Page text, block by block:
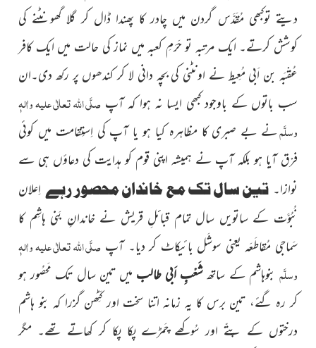
دیتے توکبھی مُقَدَّس گردن میں چادر کا پھندا ڈال کر گلا گھونٹنے کی
کوشش کرتے۔ ایک مرتبہ تو حَرَمِ کعبہ میں نماز کی حالت میں ایک کافر
عُقْبَہ بن اَبی مُعِیط نے اونٹنی کی بچہ دانی لا کر کندھوں پر رکھ دی۔ان
سب باتوں کے باوجود کبھی ایسا نہ ہوا کہ آپ صلَّی اللہ تعالٰی علیہ واٰلہٖ
وسلَّمنے بے صبری کا مظاہرہ کیا ہو یا آپ کی اِستِقامت میں کوئی
فرْق آیا ہو بلکہ آپ نے ہمیشہ اپنی قوم کو ہدایت کی دعاؤں ہی سے
نوازا۔تین سال تک مع خاندان محصور رہے اِعلان
نُبُوَّت کے ساتویں سال تمام قبائلِ قریش نے خاندانِ بَنِی ہاشِم کا
سَماجی مُقاطَعَہ یعنی سوشَل بائیکاٹ کر دیا۔ آپ صلَّی اللہ تعالٰی علیہ واٰلہٖ
وسلَّم بنوہاشم کے ساتھشَعْبِ اَبی طالب میں تین سال تک مَحصُور ہو
کر رہ گئے، تین برس کا یہ زمانہ اتنا سخت اور کَٹِھن گزرا کہ بنو ہاشم
درختوں کے پتّے اور سُوکھے چَمڑے پکا پکا کر کھاتے تھے۔ مگر